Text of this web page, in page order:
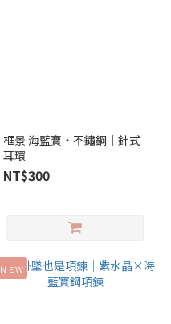
框景 海藍寶‧不鏽鋼｜針式
耳環
NT$300
ＮＥＷ